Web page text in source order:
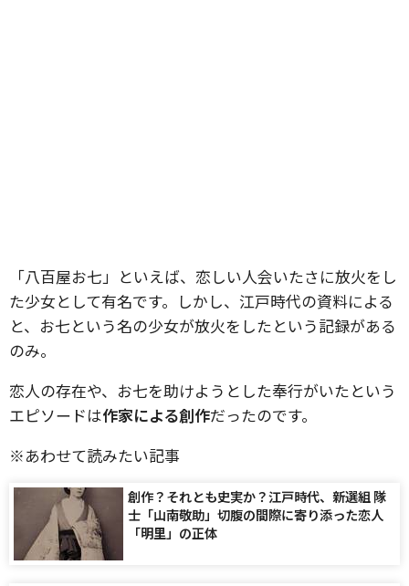
「八百屋お七」といえば、恋しい人会いたさに放火をし
た少女として有名です。しかし、江戸時代の資料による
と、お七という名の少女が放火をしたという記録がある
のみ。
恋人の存在や、お七を助けようとした奉行がいたという
エピソードは作家による創作だったのです。
※あわせて読みたい記事
創作？それとも史実か？江戸時代、新選組 隊
士「山南敬助」切腹の間際に寄り添った恋人
「明里」の正体